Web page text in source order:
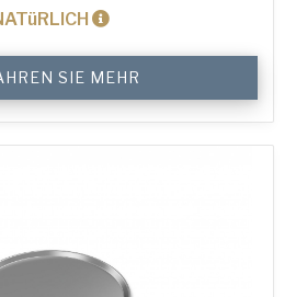
SIE MEHR